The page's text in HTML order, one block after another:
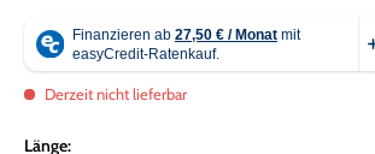
Derzeit nicht lieferbar
Länge: